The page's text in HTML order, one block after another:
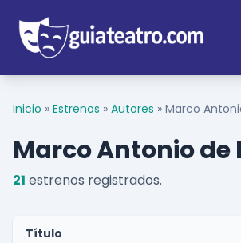
Inicio » Estrenos » Autores » Marco
Marco Antonio de
21 estrenos registrados.
Título